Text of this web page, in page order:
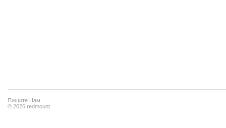
Пишите Нам
© 2026 redmount